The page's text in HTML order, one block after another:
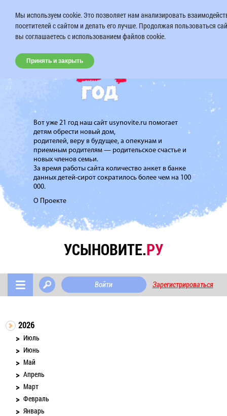
Вот уже 21 год наш сайт usynovite.ru помогает
детям обрести новый дом,
родителей, веру в будущее, а опекунам и
приемным родителям — родительское счастье и
новых членов семьи.
За время работы сайта количество анкет в банке
данных детей-сирот сократилось более чем на 100
000.
О Проекте
УСЫНОВИТЕ.РУ
Войти Зарегистрироваться
2026
Июль
Июнь
Май
Апрель
Март
Февраль
Январь
Мы используем cookie. Это позволяет нам анализировать
посетителей с сайтом и делать его лучше. Продолжая пользоваться
вы соглашаетесь с использованием файлов cookie.
Принять и закрыть